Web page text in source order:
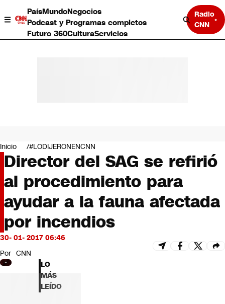
PaísMundoNegocios
Podcast y Programas completos
Futuro 360CulturaServicios
Radio
CNN
Negocios
Deportes
Programas completos
Cultura
Servicios
Bits
CNN Data
CNN tiempo
Futuro 360
Inicio #LODIJERONENCNN
Director del SAG se refirió
al procedimiento para
ayudar a la fauna afectada
por incendios
30- 01- 2017 06:46
Por CNN
LO
MÁS
LEÍDO